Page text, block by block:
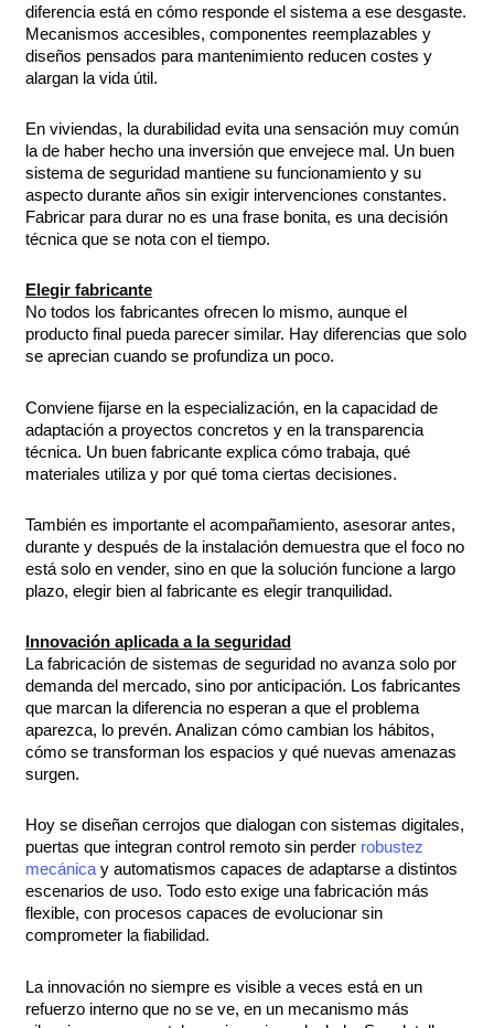
diferencia está en cómo responde el sistema a ese desgaste.
Mecanismos accesibles, componentes reemplazables y
diseños pensados para mantenimiento reducen costes y
alargan la vida útil.
En viviendas, la durabilidad evita una sensación muy común
la de haber hecho una inversión que envejece mal. Un buen
sistema de seguridad mantiene su funcionamiento y su
aspecto durante años sin exigir intervenciones constantes.
Fabricar para durar no es una frase bonita, es una decisión
técnica que se nota con el tiempo.
Elegir fabricante
No todos los fabricantes ofrecen lo mismo, aunque el
producto final pueda parecer similar. Hay diferencias que solo
se aprecian cuando se profundiza un poco.
Conviene fijarse en la especialización, en la capacidad de
adaptación a proyectos concretos y en la transparencia
técnica. Un buen fabricante explica cómo trabaja, qué
materiales utiliza y por qué toma ciertas decisiones.
También es importante el acompañamiento, asesorar antes,
durante y después de la instalación demuestra que el foco no
está solo en vender, sino en que la solución funcione a largo
plazo, elegir bien al fabricante es elegir tranquilidad.
Innovación aplicada a la seguridad
La fabricación de sistemas de seguridad no avanza solo por
demanda del mercado, sino por anticipación. Los fabricantes
que marcan la diferencia no esperan a que el problema
aparezca, lo prevén. Analizan cómo cambian los hábitos,
cómo se transforman los espacios y qué nuevas amenazas
surgen.
Hoy se diseñan cerrojos que dialogan con sistemas digitales,
puertas que integran control remoto sin perder robustez
mecánica y automatismos capaces de adaptarse a distintos
escenarios de uso. Todo esto exige una fabricación más
flexible, con procesos capaces de evolucionar sin
comprometer la fiabilidad.
La innovación no siempre es visible a veces está en un
refuerzo interno que no se ve, en un mecanismo más